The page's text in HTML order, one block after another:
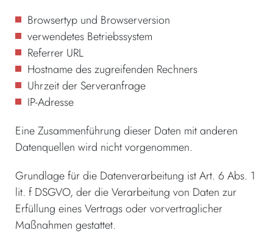
Browsertyp und Browserversion
verwendetes Betriebssystem
Referrer URL
Hostname des zugreifenden Rechners
Uhrzeit der Serveranfrage
IP-Adresse
Eine Zusammenführung dieser Daten mit anderen
Datenquellen wird nicht vorgenommen.
Grundlage für die Datenverarbeitung ist Art. 6 Abs. 1
lit. f DSGVO, der die Verarbeitung von Daten zur
Erfüllung eines Vertrags oder vorvertraglicher
Maßnahmen gestattet.